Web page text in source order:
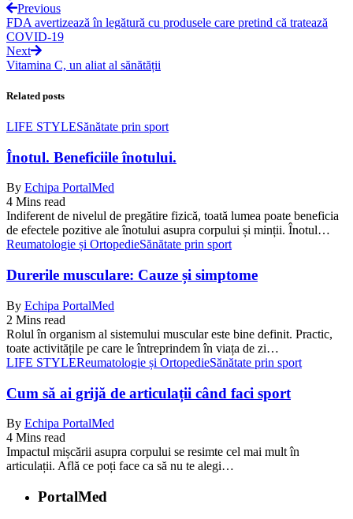
Previous
FDA avertizează în legătură cu produsele care pretind că tratează
COVID-19
Next
Vitamina C, un aliat al sănătății
Related posts
LIFE STYLESănătate prin sport
Înotul. Beneficiile înotului.
By Echipa PortalMed
4 Mins read
Indiferent de nivelul de pregătire fizică, toată lumea poate beneficia
de efectele pozitive ale înotului asupra corpului și minții. Înotul…
Reumatologie și OrtopedieSănătate prin sport
Durerile musculare: Cauze și simptome
By Echipa PortalMed
2 Mins read
Rolul în organism al sistemului muscular este bine definit. Practic,
toate activitățile pe care le întreprindem în viața de zi…
LIFE STYLEReumatologie și OrtopedieSănătate prin sport
Cum să ai grijă de articulații când faci sport
By Echipa PortalMed
4 Mins read
Impactul mișcării asupra corpului se resimte cel mai mult în
articulații. Află ce poți face ca să nu te alegi…
PortalMed